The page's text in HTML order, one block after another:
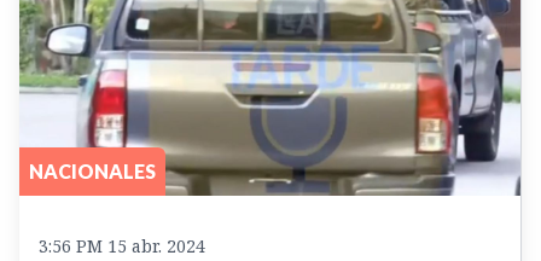
NACIONALES
3:56 PM 15 abr. 2024